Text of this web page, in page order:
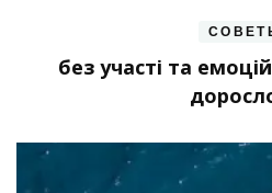
без участі та